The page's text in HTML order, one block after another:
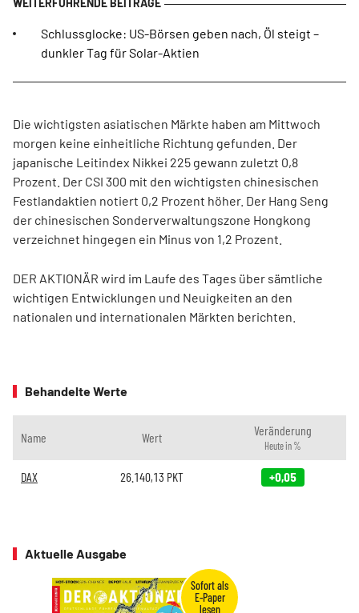
Schlussglocke: US-Börsen geben nach, Öl steigt –
dunkler Tag für Solar-Aktien
Die wichtigsten asiatischen Märkte haben am Mittwoch
morgen keine einheitliche Richtung gefunden. Der
japanische Leitindex Nikkei 225 gewann zuletzt 0,8
Prozent. Der CSI 300 mit den wichtigsten chinesischen
Festlandaktien notiert 0,2 Prozent höher. Der Hang Seng
der chinesischen Sonderverwaltungszone Hongkong
verzeichnet hingegen ein Minus von 1,2 Prozent.
DER AKTIONÄR wird im Laufe des Tages über sämtliche
wichtigen Entwicklungen und Neuigkeiten an den
nationalen und internationalen Märkten berichten.
Behandelte Werte
Name Wert Veränderung
Heute in %
DAX 26.140,13 PKT +0,05
Aktuelle Ausgabe